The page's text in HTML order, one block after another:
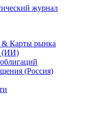
журнал
Карты рынка
(ИИ)
(Россия)